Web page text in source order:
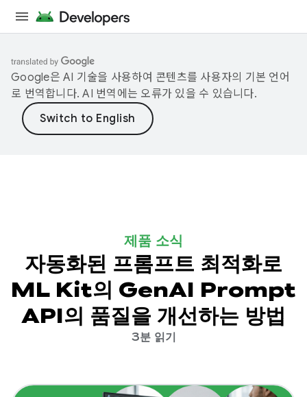
Google은 AI 기술을 사용하여 콘텐츠를 사용자의 기본 언어
로 번역합니다. AI 번역에는 오류가 있을 수 있습니다.
제품 소식
자동화된 프롬프트 최적화로
ML Kit의 GenAI Prompt
API의 품질을 개선하는 방법
3분 읽기